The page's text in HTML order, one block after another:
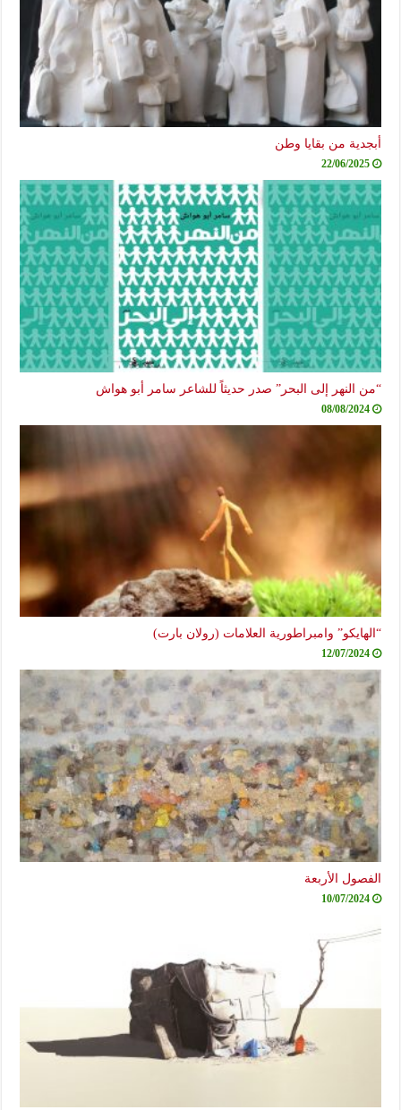
أبجدية من بقايا وطن
22/06/2025
“من النهر إلى البحر” صدر حديثاً للشاعر سامر أبو هواش
08/08/2024
“الهايكو” وامبراطورية العلامات (رولان بارت)
12/07/2024
الفصول الأربعة
10/07/2024